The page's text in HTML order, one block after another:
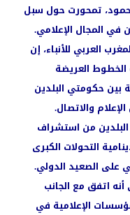
تمحورت حول سبل
في المجال الإعلامي.
العربي للأنباء، إن
العريضة
بين حكومتي البلدين
والاتصال.
من استشراف
التحولات الكبرى
على الصعيد الدولي.
اتفق مع الجانب
الإعلامية في